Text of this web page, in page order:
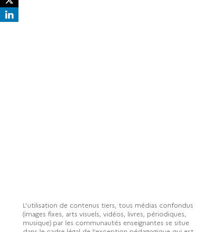
L’utilisation de contenus tiers, tous médias confondus
(images fixes, arts visuels, vidéos, livres, périodiques,
musique) par les communautés enseignantes se situe